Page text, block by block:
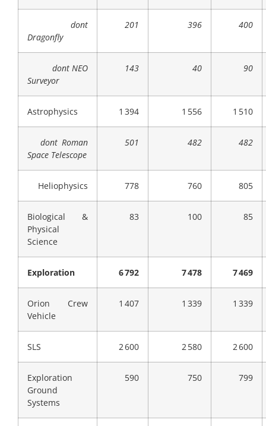
dont
Dragonfly
201 396 400
dont NEO
Surveyor
143 40 90
Astrophysics 1 394 1 556 1 510
dont Roman
Space Telescope
501 482 482
Heliophysics 778 760 805
Biological &
Physical
Science
83 100 85
Exploration 6 792 7 478 7 469
Orion Crew
Vehicle
1 407 1 339 1 339
SLS 2 600 2 580 2 600
Exploration
Ground
Systems
590 750 799